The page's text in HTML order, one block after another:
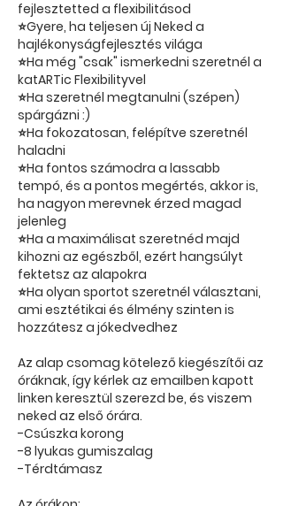
fejlesztetted a flexibilitásod
⭐Gyere, ha teljesen új Neked a
hajlékonyságfejlesztés világa
⭐Ha még "csak" ismerkedni szeretnél a
katARTic Flexibilityvel
⭐Ha szeretnél megtanulni (szépen)
spárgázni :)
⭐Ha fokozatosan, felépítve szeretnél
haladni
⭐Ha fontos számodra a lassabb
tempó, és a pontos megértés, akkor is,
ha nagyon merevnek érzed magad
jelenleg
⭐Ha a maximálisat szeretnéd majd
kihozni az egészből, ezért hangsúlyt
fektetsz az alapokra
⭐Ha olyan sportot szeretnél választani,
ami esztétikai és élmény szinten is
hozzátesz a jókedvedhez
Az alap csomag kötelező kiegészítői az
óráknak, így kérlek az emailben kapott
linken keresztül szerezd be, és viszem
neked az első órára.
-Csúszka korong
-8 lyukas gumiszalag
-Térdtámasz